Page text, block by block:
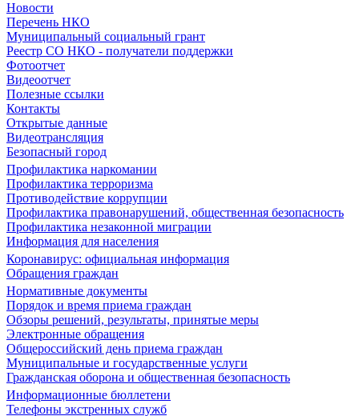
Новости
Перечень НКО
Муниципальный социальный грант
Реестр СО НКО - получатели поддержки
Фотоотчет
Видеоотчет
Полезные ссылки
Контакты
Открытые данные
Видеотрансляция
Безопасный город
Профилактика наркомании
Профилактика терроризма
Противодействие коррупции
Профилактика правонарушений, общественная безопасность
Профилактика незаконной миграции
Информация для населения
Коронавирус: официальная информация
Обращения граждан
Нормативные документы
Порядок и время приема граждан
Обзоры решений, результаты, принятые меры
Электронные обращения
Общероссийский день приема граждан
Муниципальные и государственные услуги
Гражданская оборона и общественная безопасность
Информационные бюллетени
Телефоны экстренных служб